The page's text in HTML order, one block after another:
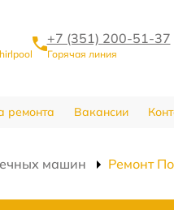
+7 (351) 200-51-37
Горячая линия
ремонта Вакансии
машин Ремонт